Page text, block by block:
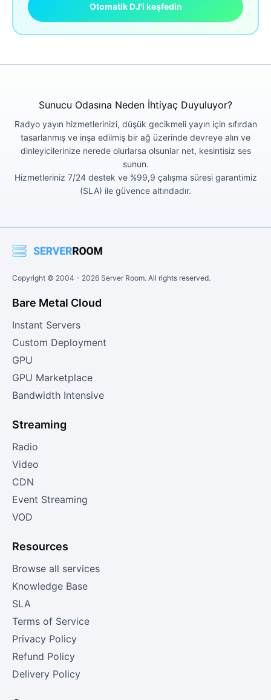
Otomatik DJ'i keşfedin
Sunucu Odasına Neden İhtiyaç Duyuluyor?
Radyo yayın hizmetlerinizi, düşük gecikmeli yayın için sıfırdan
tasarlanmış ve inşa edilmiş bir ağ üzerinde devreye alın ve
dinleyicilerinize nerede olurlarsa olsunlar net, kesintisiz ses
sunun.
Hizmetleriniz 7/24 destek ve %99,9 çalışma süresi garantimiz
(SLA) ile güvence altındadır.
Copyright © 2004 - 2026 Server Room. All rights reserved.
Bare Metal Cloud
Instant Servers
Custom Deployment
GPU
GPU Marketplace
Bandwidth Intensive
Streaming
Radio
Video
CDN
Event Streaming
VOD
Resources
Browse all services
Knowledge Base
SLA
Terms of Service
Privacy Policy
Refund Policy
Delivery Policy